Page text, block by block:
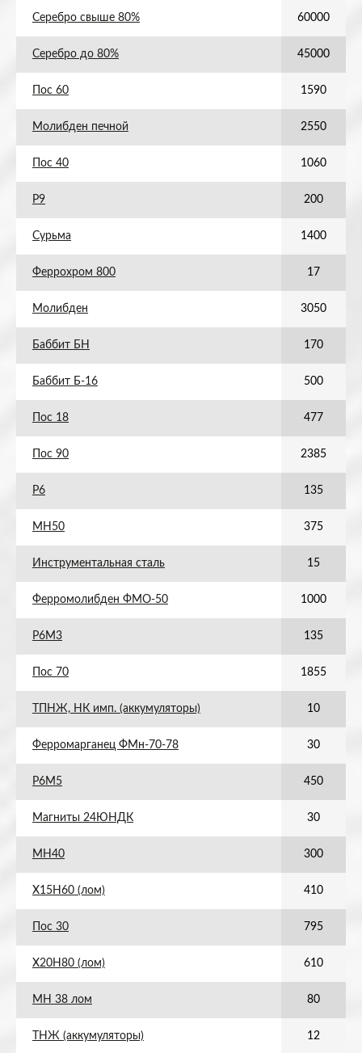
Серебро свыше 80% 60000
Серебро до 80% 45000
Пос 60 1590
Молибден печной 2550
Пос 40 1060
Р9 200
Сурьма 1400
Феррохром 800 17
Молибден 3050
Баббит БН 170
Баббит Б-16 500
Пос 18 477
Пос 90 2385
Р6 135
МН50 375
Инструментальная сталь 15
Ферромолибден ФМО-50 1000
Р6М3 135
Пос 70 1855
ТПНЖ, НК имп. (аккумуляторы) 10
Ферромарганец ФМн-70-78 30
Р6М5 450
Магниты 24ЮНДК 30
МН40 300
Х15Н60 (лом) 410
Пос 30 795
Х20Н80 (лом) 610
МН 38 лом 80
ТНЖ (аккумуляторы) 12